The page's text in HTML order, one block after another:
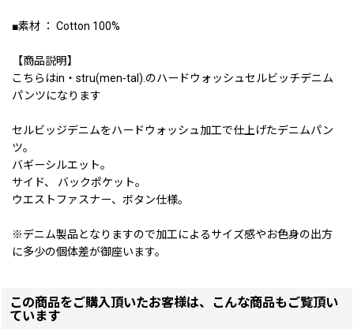
■素材 ： Cotton 100%
【商品説明】
こちらはin・stru(men-tal).のハードウォッシュセルビッチデニム
パンツになります
セルビッジデニムをハードウォッシュ加工で仕上げたデニムパン
ツ。
バギーシルエット。
サイド、 バックポケット。
ウエストファスナー、ボタン仕様。
※デニム製品となりますので加工によるサイズ感やお色身の出方
に多少の個体差が御座います。
この商品をご購入頂いたお客様は、こんな商品もご覧頂い
ています